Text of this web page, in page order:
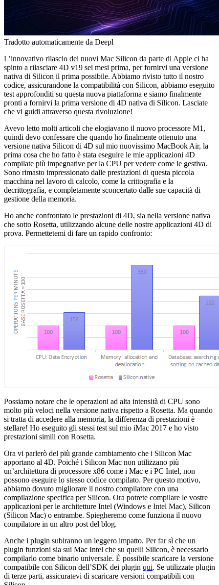
Tradotto automaticamente da Deepl
L’innovativo rilascio dei nuovi Mac Silicon da parte di Apple ci ha
spinto a rilasciare 4D v19 sei mesi prima, per fornirvi una versione
nativa di Silicon il prima possibile. Abbiamo rivisto tutto il nostro
codice, assicurandone la compatibilità con Silicon, abbiamo eseguito
test approfonditi su questa nuova piattaforma e siamo finalmente
pronti a fornirvi la prima versione di 4D nativa di Silicon. Lasciate
che vi guidi attraverso questa rivoluzione!
Avevo letto molti articoli che elogiavano il nuovo processore M1,
quindi devo confessare che quando ho finalmente ottenuto una
versione nativa Silicon di 4D sul mio nuovissimo MacBook Air, la
prima cosa che ho fatto è stata eseguire le mie applicazioni 4D
compilate più impegnative per la CPU per vedere come le gestiva.
Sono rimasto impressionato dalle prestazioni di questa piccola
macchina nel lavoro di calcolo, come la crittografia e la
decrittografia, e completamente sconcertato dalle sue capacità di
gestione della memoria.
Ho anche confrontato le prestazioni di 4D, sia nella versione nativa
che sotto Rosetta, utilizzando alcune delle nostre applicazioni 4D di
prova. Permettetemi di fare un rapido confronto:
Possiamo notare che le operazioni ad alta intensità di CPU sono
molto più veloci nella versione nativa rispetto a Rosetta. Ma quando
si tratta di accedere alla memoria, la differenza di prestazioni è
stellare! Ho eseguito gli stessi test sul mio iMac 2017 e ho visto
prestazioni simili con Rosetta.
Ora vi parlerò del più grande cambiamento che i Silicon Mac
apportano al 4D. Poiché i Silicon Mac non utilizzano più
un’architettura di processore x86 come i Mac e i PC Intel, non
possono eseguire lo stesso codice compilato. Per questo motivo,
abbiamo dovuto migliorare il nostro compilatore con una
compilazione specifica per Silicon. Ora potrete compilare le vostre
applicazioni per le architetture Intel (Windows e Intel Mac), Silicon
(Silicon Mac) o entrambe. Spiegheremo come funziona il nuovo
compilatore in un altro post del blog.
Anche i plugin subiranno un leggero impatto. Per far sì che un
plugin funzioni sia sui Mac Intel che su quelli Silicon, è necessario
compilarlo come binario universale. È possibile scaricare la versione
compatibile con Silicon dell’SDK dei plugin qui. Se utilizzate plugin
di terze parti, assicuratevi di scaricare versioni compatibili con